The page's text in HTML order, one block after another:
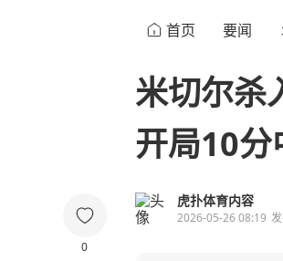
首页 要闻
0
米切尔杀
开局10
虎扑体育内容
2026-05-26 08:19